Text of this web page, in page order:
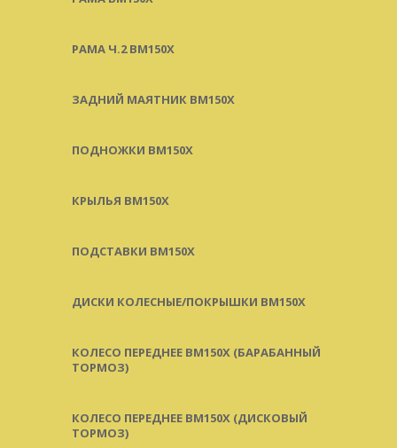
РАМА Ч.2 BM150X
ЗАДНИЙ МАЯТНИК BM150X
ПОДНОЖКИ BM150X
КРЫЛЬЯ BM150X
ПОДСТАВКИ BM150X
ДИСКИ КОЛЕСНЫЕ/ПОКРЫШКИ BM150X
КОЛЕСО ПЕРЕДНЕЕ BM150X (БАРАБАННЫЙ
ТОРМОЗ)
КОЛЕСО ПЕРЕДНЕЕ BM150X (ДИСКОВЫЙ
ТОРМОЗ)